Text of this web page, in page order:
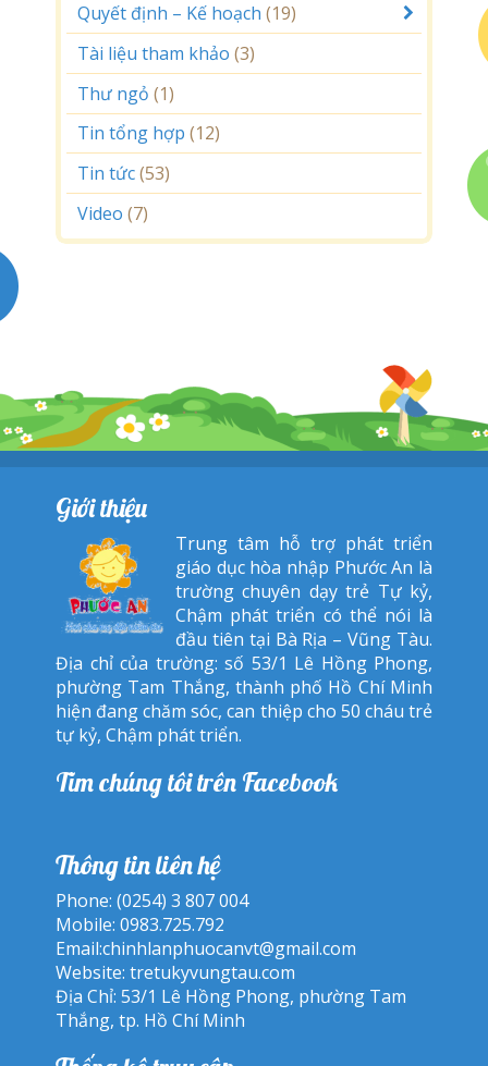
Quyết định – Kế hoạch (19)
Tài liệu tham khảo (3)
Thư ngỏ (1)
Tin tổng hợp (12)
Tin tức(53)
Video (7)
Giới thiệu
Trung tâm hỗ trợ phát triển
giáo dục hòa nhập Phước An là
trường chuyên dạy trẻ Tự kỷ,
Chậm phát triển có thể nói là
đầu tiên tại Bà Rịa – Vũng Tàu.
Địa chỉ của trường: số 53/1 Lê Hồng Phong,
phường Tam Thắng, thành phố Hồ Chí Minh
hiện đang chăm sóc, can thiệp cho 50 cháu trẻ
tự kỷ, Chậm phát triển.
Tìm chúng tôi trên Facebook
Thông tin liên hệ
Phone: (0254) 3 807 004
Mobile: 0983.725.792
Email:chinhlanphuocanvt@gmail.com
Website: tretukyvungtau.com
Địa Chỉ: 53/1 Lê Hồng Phong, phường Tam
Thắng, tp. Hồ Chí Minh